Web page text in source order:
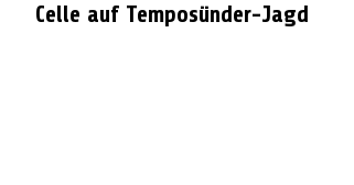
Celle auf Temposünder-Jagd